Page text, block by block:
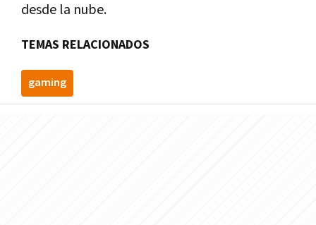
desde la nube.
TEMAS RELACIONADOS
gaming